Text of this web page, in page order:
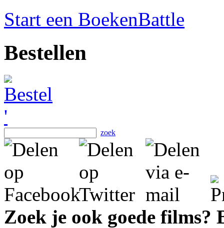
Start een BoekenBattle
Bestellen
zoek
Zoek je ook goede films?